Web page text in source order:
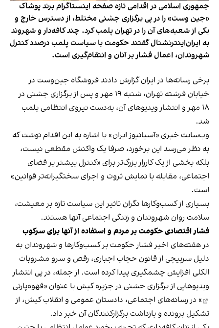
جمهوری اسلامی در اقدامی تازه صفحه اینستاگرام برند پوشاک
«جین وست» را در پی برگزاری جشنی مختلط، از دسترس خارج و
یکی از شعبه‌های آن را در تهران پلمب کرد. چند کافه‌‌دار و شهروند
به ایران‌اینترنشنال گفتند حکومت با سیاست پلمب درصدد کنترل
شهروندان، اعمال فشار بر آنان و انتقام‌گیری است.
برخی رسانه‌ها در ایران گزارش دادند فروشگاه جین‌وست در
خیابان فرشته تهران، شنبه ۱۹ مهر و پس از برگزاری جشنی در
۱۸ مهر و انتشار ویدیوهای آن، به‌دست نیروی انتظامی پلمب
شد.
وب‌سایت خبری «آسیانیوز ایران» با اشاره به این اقدام نوشت که
به نظر می‌رسد این برخورد، صرفا یک واکنش مقطعی نیست،
بلکه بخشی از یک کارزار بزرگ‌تر برای «کنترل بیشتر بر فضای
اجتماعی، مقابله با نمایش ثروت و اجرای سختگیرانه‌تر قوانین»
است.
بسیاری از کسب‌وکارها نگران تاثیر این سیاست‌ تازه بر معیشت،
سلامت روان شهروندان و زندگی اجتماعی آنها هستند.
فشار اقتصادی حکومت بر مردم و استفاده از آنها برای سرکوب
در هفته‌های اخیر فشار حکومت بر کسب‌وکارها و شهروندان به
دلیل سرپیچی از قانون حجاب اجباری، رقص و سرو مشروبات
الکلی افزایش چشمگیری پیدا کرده است. از جمله، در پی انتشار
ویدیوهایی از برگزاری جشنی در جزیره کیش با عنوان «قهوه‌پارتی
» در رسانه‌های اجتماعی، دادستان عمومی و انقلاب کیش، از
تشکیل پرونده و بازداشت برگزارکنندگان آن خبر داد.